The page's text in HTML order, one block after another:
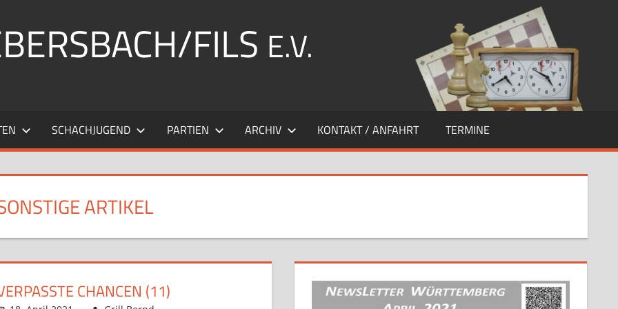
FILS E.V.
SCHACHJUGEND PARTIEN ARCHIV KONTAKT / ANFAHRT TERMINE
ARTIKEL
CHANCEN (11)